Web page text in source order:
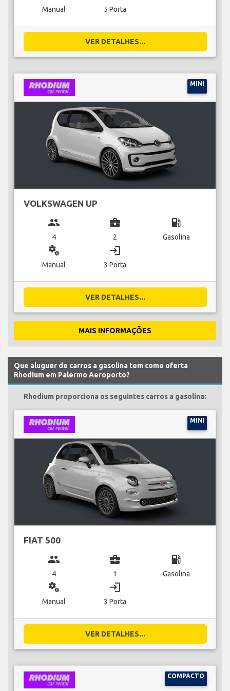
Manual 5 Porta
VER DETALHES...
MINI
VOLKSWAGEN UP
group
4
business_center
2
local_gas_station
Gasolina
miscellaneous_services
Manual
login
3 Porta
VER DETALHES...
MAIS INFORMAÇÕES
Que aluguer de carros a gasolina tem como oferta
Rhodium em Palermo Aeroporto?
Rhodium proporciona os seguintes carros a gasolina:
MINI
FIAT 500
group
4
business_center
1
local_gas_station
Gasolina
miscellaneous_services
Manual
login
3 Porta
VER DETALHES...
COMPACTO